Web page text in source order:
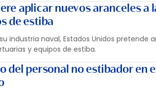
aplicar nuevos aranceles
de estiba
industria naval, Estados Unidos pretende
y equipos de estiba.
del personal no estibador en